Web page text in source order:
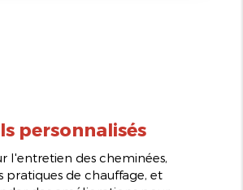
personnalisés
l'entretien des cheminées,
pratiques de chauffage, et